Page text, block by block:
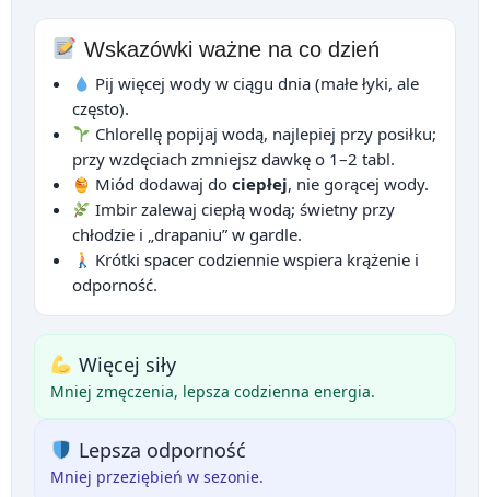
Wskazówki ważne na co dzień
Pij więcej wody w ciągu dnia (małe łyki, ale
często).
Chlorellę popijaj wodą, najlepiej przy posiłku;
przy wzdęciach zmniejsz dawkę o 1–2 tabl.
Miód dodawaj dociepłej, nie gorącej wody.
Imbir zalewaj ciepłą wodą; świetny przy
chłodzie i „drapaniu” w gardle.
Krótki spacer codziennie wspiera krążenie i
odporność.
Więcej siły
Mniej zmęczenia, lepsza codzienna energia.
Lepsza odporność
Mniej przeziębień w sezonie.